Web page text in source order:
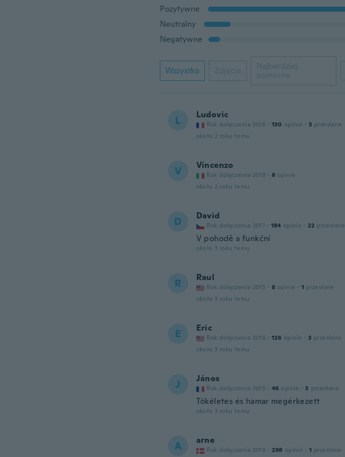
Pozytywne
Neutralny
Negatywne
Wszystko Zdjęcie
Najbardziej
pomocne
L Ludovic
Rok dołączenia 2016 · 130 opinie · 3 przesłane
około 2 roku temu
V Vincenzo
Rok dołączenia 2018 · 8 opinie
około 2 roku temu
D David
Rok dołączenia 2017 · 184 opinie · 22 przesłane
V pohodě a funkční
około 3 roku temu
R Raul
Rok dołączenia 2015 · 8 opinie · 1 przesłane
około 3 roku temu
E Eric
Rok dołączenia 2016 · 126 opinie · 3 przesłane
około 3 roku temu
J János
Rok dołączenia 2015 · 46 opinie · 3 przesłane
Tökéletes és hamar megérkezett
około 3 roku temu
A arne
Rok dołączenia 2018 · 298 opinie · 1 przesłane